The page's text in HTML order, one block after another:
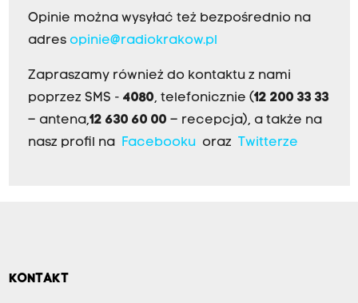
Opinie można wysyłać też bezpośrednio na
adres opinie@radiokrakow.pl
Zapraszamy również do kontaktu z nami
poprzez SMS - 4080, telefonicznie (12 200 33 33
– antena,12 630 60 00 – recepcja), a także na
nasz profil na
Facebookuoraz Twitterze
KONTAKT